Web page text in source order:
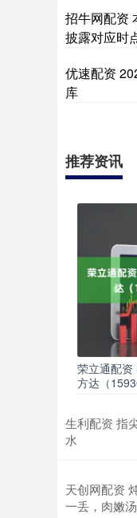
招牛网配资
披露对应时
优速配资
库
推荐资讯
荣立通配资
方达（
生利配资 指
水
天创网配资
一丢，肉嫩